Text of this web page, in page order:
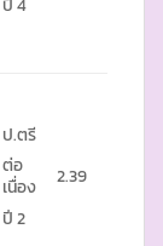
ปี 4
ป.ตรี
ต่อ
เนื่อง
ปี 2
2.39